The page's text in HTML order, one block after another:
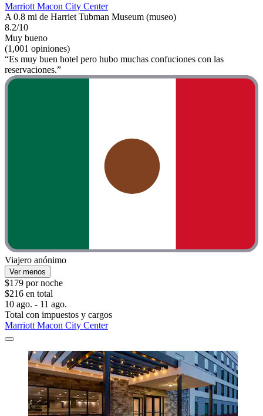
Marriott Macon City Center
A 0.8 mi de Harriet Tubman Museum (museo)
8.2/10
Muy bueno
(1,001 opiniones)
“Es muy buen hotel pero hubo muchas confuciones con las
reservaciones.”
Viajero anónimo
Ver menos
$179 por noche
$216 en total
10 ago. - 11 ago.
Total con impuestos y cargos
Marriott Macon City Center